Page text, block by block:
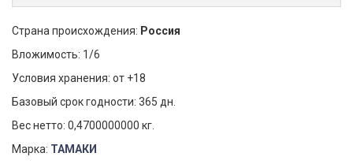
Страна происхождения: Россия
Вложимость: 1/6
Условия хранения: от +18
Базовый срок годности: 365 дн.
Вес нетто: 0,4700000000 кг.
Марка: ТАМАКИ